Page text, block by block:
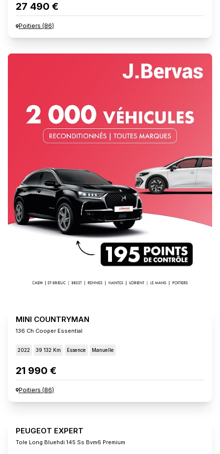
27 490 €
Poitiers (86)
MINI COUNTRYMAN
136 Ch Cooper Essential
2022 39 132 Km Essence Manuelle
21 990 €
Poitiers (86)
PEUGEOT EXPERT
Tole Long Bluehdi 145 Ss Bvm6 Premium